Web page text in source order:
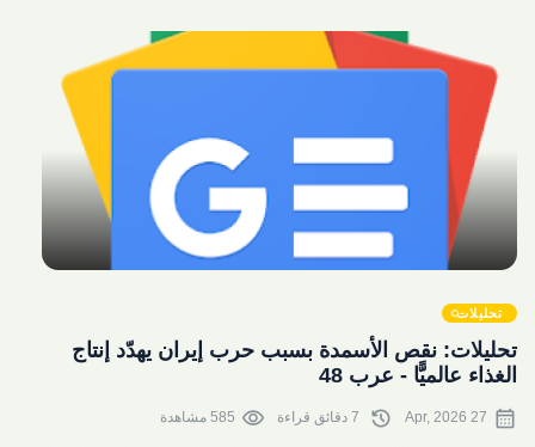
تحليلات
تحليلات: نقص الأسمدة بسبب حرب إيران يهدّد إنتاج
الغذاء عالميًّا - عرب 48
calendar_month
27 Apr, 2026
history
visibility 585 مشاهدة